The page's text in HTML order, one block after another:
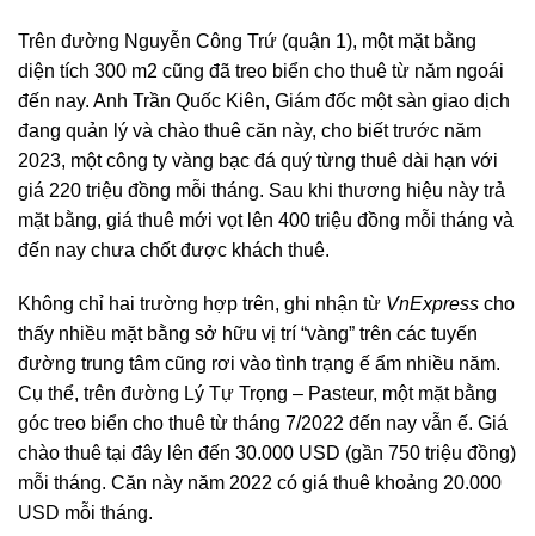
Trên đường Nguyễn Công Trứ (quận 1), một mặt bằng
diện tích 300 m2 cũng đã treo biển cho thuê từ năm ngoái
đến nay. Anh Trần Quốc Kiên, Giám đốc một sàn giao dịch
đang quản lý và chào thuê căn này, cho biết trước năm
2023, một công ty vàng bạc đá quý từng thuê dài hạn với
giá 220 triệu đồng mỗi tháng. Sau khi thương hiệu này trả
mặt bằng, giá thuê mới vọt lên 400 triệu đồng mỗi tháng và
đến nay chưa chốt được khách thuê.
Không chỉ hai trường hợp trên, ghi nhận từ VnExpress cho
thấy nhiều mặt bằng sở hữu vị trí “vàng” trên các tuyến
đường trung tâm cũng rơi vào tình trạng ế ẩm nhiều năm.
Cụ thể, trên đường Lý Tự Trọng – Pasteur, một mặt bằng
góc treo biển cho thuê từ tháng 7/2022 đến nay vẫn ế. Giá
chào thuê tại đây lên đến 30.000 USD (gần 750 triệu đồng)
mỗi tháng. Căn này năm 2022 có giá thuê khoảng 20.000
USD mỗi tháng.